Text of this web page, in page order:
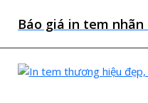
Báo giá in tem